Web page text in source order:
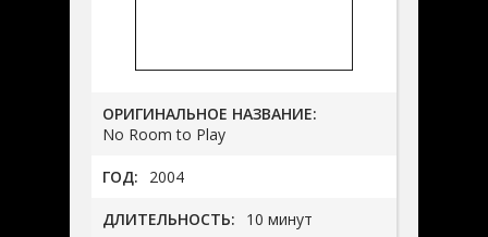
ОРИГИНАЛЬНОЕ НАЗВАНИЕ:
No Room to Play
ГОД: 2004
ДЛИТЕЛЬНОСТЬ: 10 минут